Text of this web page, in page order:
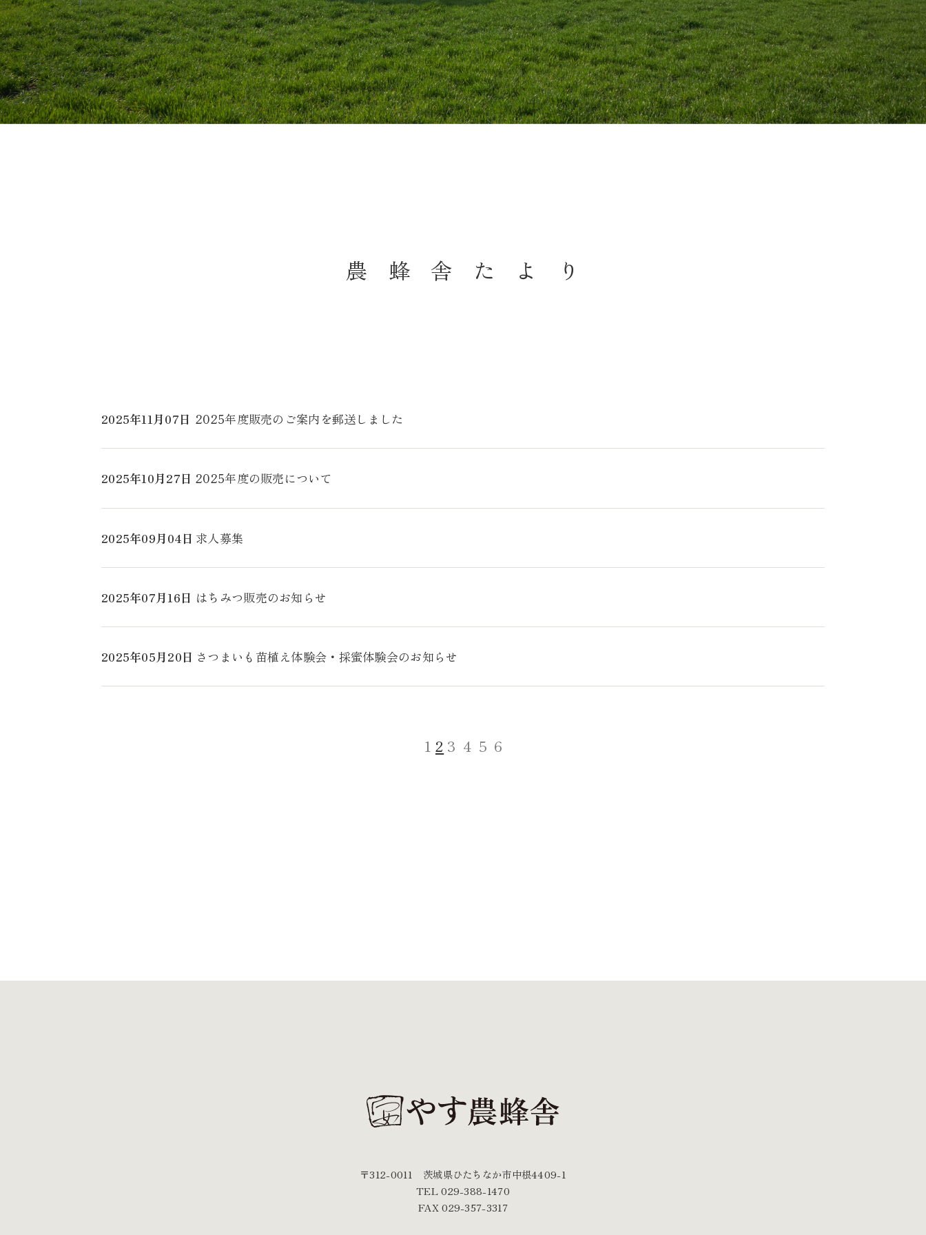
農蜂舎たより
2025年11月07日 2025年度販売のご案内を郵送しました
2025年10月27日 2025年度の販売について
2025年09月04日 求人募集
2025年07月16日 はちみつ販売のお知らせ
2025年05月20日 さつまいも苗植え体験会・採蜜体験会のお知らせ
1 2 3 4 5 6
〒312-0011
茨城県ひたちなか市中根4409-1
TEL 029-388-1470
FAX 029-357-3317